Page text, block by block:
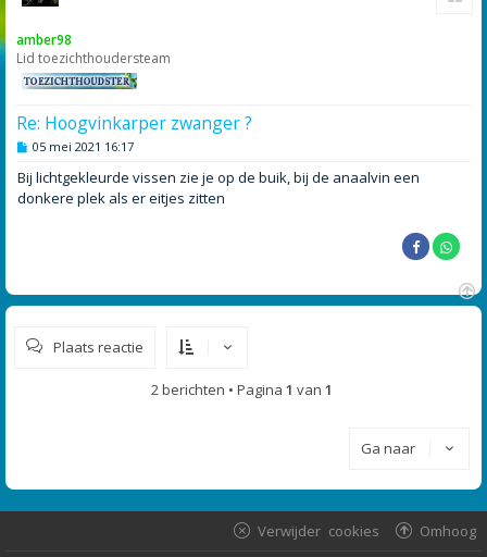
amber98
Lid toezichthoudersteam
Re: Hoogvinkarper zwanger ?
B
r
i
c
05 mei 2021 16:17
Bij lichtgekleurde vissen zie je op de buik, bij de anaalvin een
donkere plek als er eitjes zitten
O
Plaats reactie
2 berichten • Pagina 1 van 1
Ga naar
Omhoog
Verwijder cookies